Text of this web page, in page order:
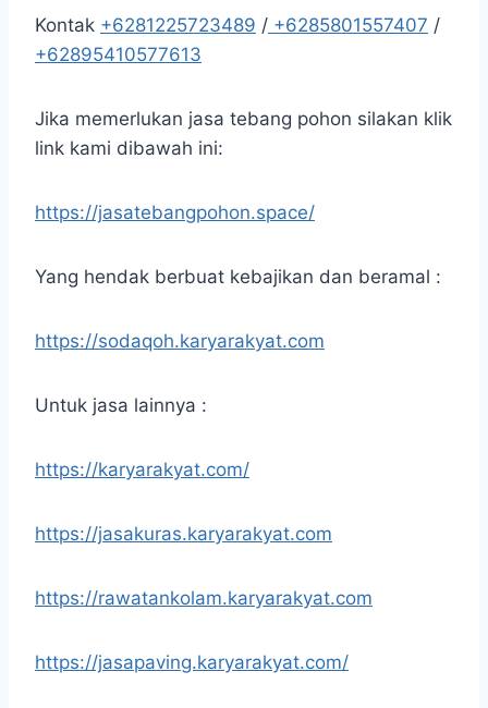
Kontak +6281225723489 / +6285801557407 /
+62895410577613
Jika memerlukan jasa tebang pohon silakan klik
link kami dibawah ini:
https://jasatebangpohon.space/
Yang hendak berbuat kebajikan dan beramal :
https://sodaqoh.karyarakyat.com
Untuk jasa lainnya :
https://karyarakyat.com/
https://jasakuras.karyarakyat.com
https://rawatankolam.karyarakyat.com
https://jasapaving.karyarakyat.com/